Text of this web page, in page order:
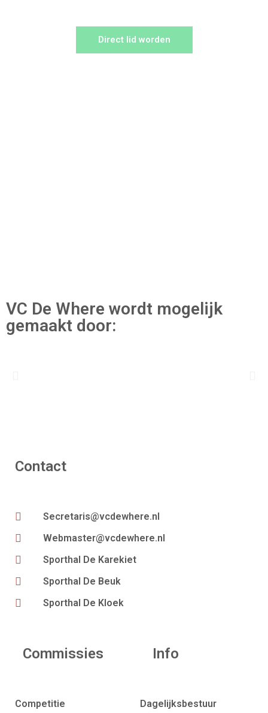
Direct lid worden
VC De Where wordt mogelijk
gemaakt door:
Contact
Secretaris@vcdewhere.nl
Webmaster@vcdewhere.nl
Sporthal De Karekiet
Sporthal De Beuk
Sporthal De Kloek
Commissies
Competitie
Info
Dagelijksbestuur